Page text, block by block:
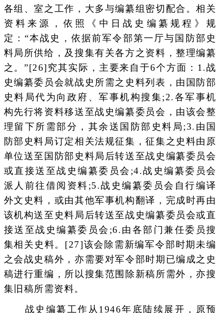
各组、室之工作，大多与编纂组密切配合。相关
资料来源，依照《中日战史编纂规程》规
定：“本战史，依据前军令部第一厅与国防部史
料局所供给，及搜集有关各方之资料，整理编纂
之。”[26]究其实际，主要来自于6个方面：1.战
史编纂委员会就战史所需之史料列表，由国防部
史料局代为向政府、军事机构搜集;2.各军事机
构先行将资料移送至战史编纂委员会，由该会整
理留下所需部分，其余送国防部史料局;3.由国
防部史料局订定相关法规征集，征集之史料由原
单位送至国防部史料局后转送至战史编纂委员会
或直接送至战史编纂委员会;4.战史编纂委员会
派人前往借阅资料;5.战史编纂委员会自行编译
外文史料，或由其他军事机构翻译，完成时再由
该机构送至史料局后转送至战史编纂委员会或直
接送至战史编纂委员会;6.由各部门兼任委员搜
集相关史料。[27]该会除需新编军令部时期未编
之会战史稿外，亦需要对军令部时期已编成之史
稿进行重编，所以搜集范围除新稿所需外，亦搜
集旧稿所需资料。
战史编纂工作从1946年底陆续展开，原预